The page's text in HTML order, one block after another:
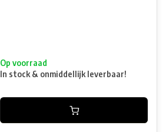
Op voorraad
In stock & onmiddellijk leverbaar!